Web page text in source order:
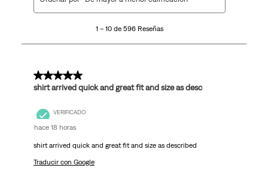
596
1 – 10 de 596 Reseñas
5 de 5 estrellas.
shirt arrived quick and great fit and size as desc
VERIFICADO
hace 18 horas
shirt arrived quick and great fit and size as described
Traducir con Google